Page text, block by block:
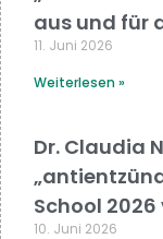
aus und für
11. Juni 2026
Weiterlesen »
Dr. Claudia
School
10. Juni 2026